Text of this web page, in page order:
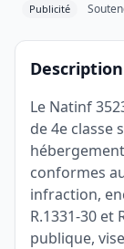
Publicité
Description
Le Natinf
de 4e classe
conformes
infraction,
R.1331-30 et
publique,